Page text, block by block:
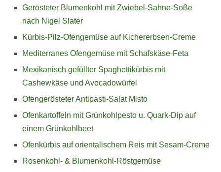
Gerösteter Blumenkohl mit Zwiebel-Sahne-Soße
nach Nigel Slater
Kürbis-Pilz-Ofengemüse auf Kichererbsen-Creme
Mediterranes Ofengemüse mit Schafskäse-Feta
Mexikanisch gefüllter Spaghettikürbis mit
Cashewkäse und Avocadowürfel
Ofengerösteter Antipasti-Salat Misto
Ofenkartoffeln mit Grünkohlpesto u. Quark-Dip auf
einem Grünkohlbeet
Ofenkürbis auf orientalischem Reis mit Sesam-Creme
Rosenkohl- & Blumenkohl-Röstgemüse